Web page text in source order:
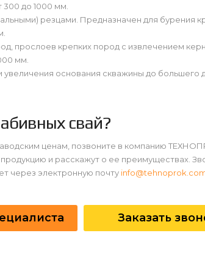
до 1000 мм.
резцами. Предназначен для бурения
прослоев крепких пород с извлечением
мм.
основания скважины до большего
свай?
ценам, позвоните в компанию
и расскажут о ее преимуществах.
через электронную почту
Заказать